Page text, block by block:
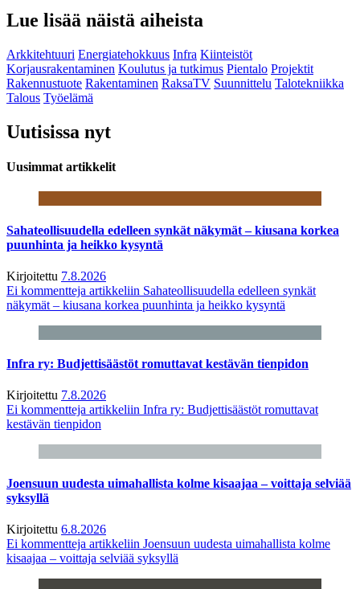
Lue lisää näistä aiheista
Arkkitehtuuri Energiatehokkuus Infra Kiinteistöt
Korjausrakentaminen Koulutus ja tutkimus Pientalo Projektit
Rakennustuote Rakentaminen RaksaTV Suunnittelu Talotekniikka
Talous Työelämä
Uutisissa nyt
Uusimmat artikkelit
Sahateollisuudella edelleen synkät näkymät – kiusana korkea
puunhinta ja heikko kysyntä
Kirjoitettu 7.8.2026
Ei kommentteja artikkeliin Sahateollisuudella edelleen synkät
näkymät – kiusana korkea puunhinta ja heikko kysyntä
Infra ry: Budjettisäästöt romuttavat kestävän tienpidon
Kirjoitettu 7.8.2026
Ei kommentteja artikkeliin Infra ry: Budjettisäästöt romuttavat
kestävän tienpidon
Joensuun uudesta uimahallista kolme kisaajaa – voittaja selviää
syksyllä
Kirjoitettu 6.8.2026
Ei kommentteja artikkeliin Joensuun uudesta uimahallista kolme
kisaajaa – voittaja selviää syksyllä